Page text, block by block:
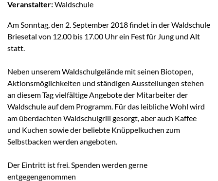
Veranstalter:Waldschule
Am Sonntag, den 2. September 2018 findet in der Waldschule
Briesetal von 12.00 bis 17.00 Uhr ein Fest für Jung und Alt
statt.
Neben unserem Waldschulgelände mit seinen Biotopen,
Aktionsmöglichkeiten und ständigen Ausstellungen stehen
an diesem Tag vielfältige Angebote der Mitarbeiter der
Waldschule auf dem Programm. Für das leibliche Wohl wird
am überdachten Waldschulgrill gesorgt, aber auch Kaffee
und Kuchen sowie der beliebte Knüppelkuchen zum
Selbstbacken werden angeboten.
Der Eintritt ist frei. Spenden werden gerne
entgegengenommen